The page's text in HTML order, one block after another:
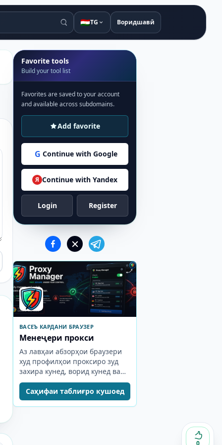
🇹🇯TG Воридшавӣ
0
Favorite tools
Build your tool list
Favorites are saved to your account
and available across subdomains.
Add favorite
G Continue with Google
Я Continue with Yandex
Login Register
ВАСЕЪ КАРДАНИ БРАУЗЕР
Менеҷери прокси
Аз лавҳаи абзорҳои браузери
худ профилҳои проксиро зуд
захира кунед, ворид кунед ва
иваз кунед.
Саҳифаи таблиғро кушоед